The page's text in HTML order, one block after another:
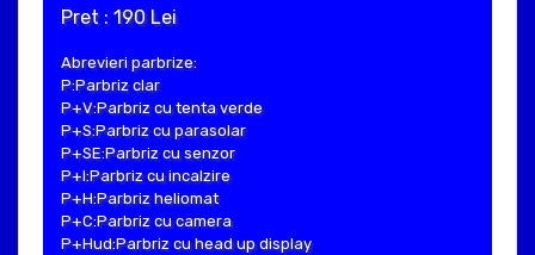
Pret : 190 Lei
Abrevieri parbrize:
P:Parbriz clar
P+V:Parbriz cu tenta verde
P+S:Parbriz cu parasolar
P+SE:Parbriz cu senzor
P+I:Parbriz cu incalzire
P+H:Parbriz heliomat
P+C:Parbriz cu camera
P+Hud:Parbriz cu head up display